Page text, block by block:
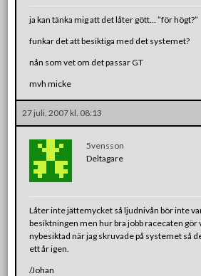
ja kan tänka mig att det låter gött… ”för högt?”
funkar det att besiktiga med det systemet?
nån som vet om det passar GT
mvh micke
27 juli, 2007 kl. 08:13
5vensson
Deltagare
Låter inte jättemycket så ljudnivån bör inte
besiktningen men hur bra jobb racecaten gör
nybesiktad när jag skruvade på systemet så
ett år igen.
/Johan